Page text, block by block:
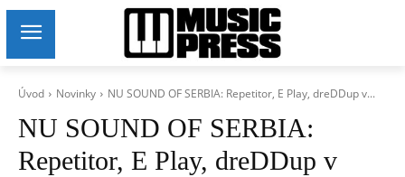
Úvod Novinky NU SOUND OF SERBIA: Repetitor, E Play, dreDDup v...
NU SOUND OF SERBIA:
Repetitor, E Play, dreDDup v